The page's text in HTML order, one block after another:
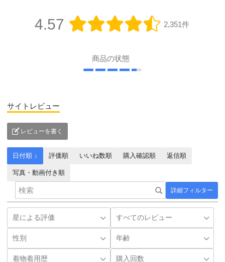
4.57 2,351件
商品の状態
サイトレビュー
レビューを書く
詳細フィルター
日付順 ↓ 評価順 いいね数順 購入確認順 返信順
写真・動画付き順